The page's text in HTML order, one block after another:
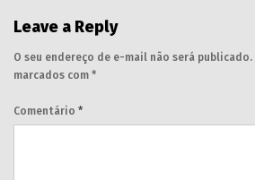
Leave a Reply
O seu endereço de e-mail não será publicado.
marcados com *
Comentário *